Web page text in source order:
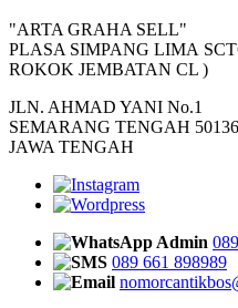
"ARTA GRAHA SELL"
PLASA SIMPANG LIMA
ROKOK JEMBATAN CL )
JLN. AHMAD YANI No.1
SEMARANG TENGAH 50136
JAWA TENGAH
Admin
089 661 898989